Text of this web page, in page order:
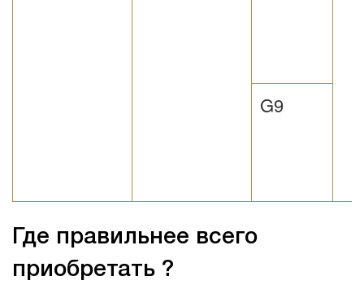
G9
Где правильнее всего
приобретать ?